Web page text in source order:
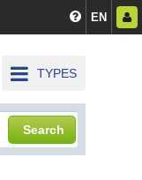
EN
TYPES
Search